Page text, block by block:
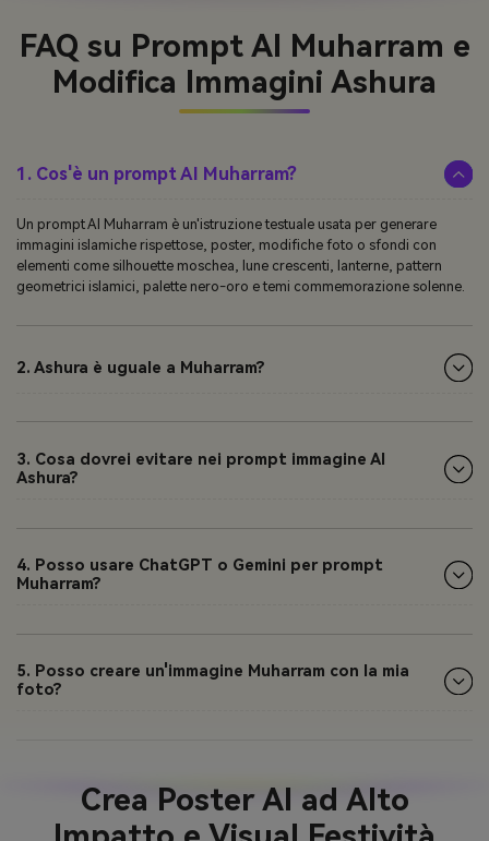
FAQ su Prompt AI Muharram e
Modifica Immagini Ashura
1. Cos'è un prompt AI Muharram?
Un prompt AI Muharram è un'istruzione testuale usata per generare
immagini islamiche rispettose, poster, modifiche foto o sfondi con
elementi come silhouette moschea, lune crescenti, lanterne, pattern
geometrici islamici, palette nero-oro e temi commemorazione solenne.
2. Ashura è uguale a Muharram?
3. Cosa dovrei evitare nei prompt immagine AI
Ashura?
4. Posso usare ChatGPT o Gemini per prompt
Muharram?
5. Posso creare un'immagine Muharram con la mia
foto?
Crea Poster AI ad Alto